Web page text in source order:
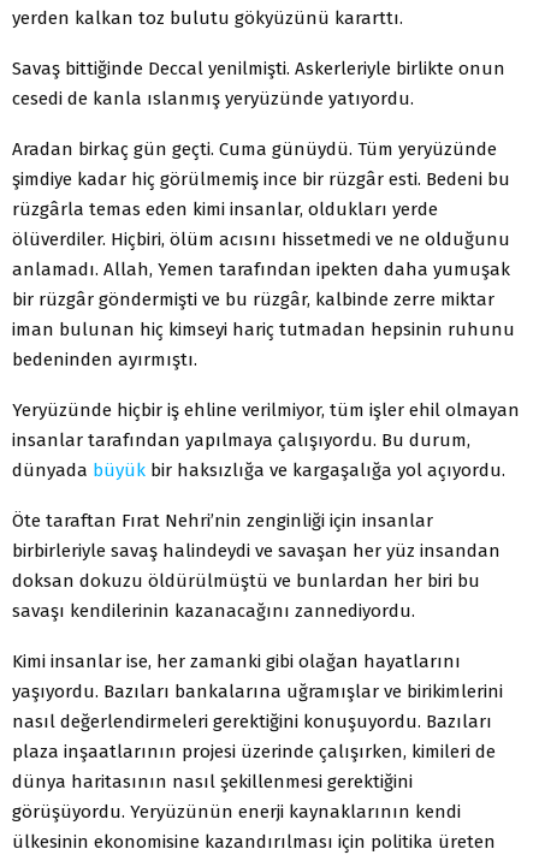
yerden kalkan toz bulutu gökyüzünü kararttı.
Savaş bittiğinde Deccal yenilmişti. Askerleriyle birlikte onun
cesedi de kanla ıslanmış yeryüzünde yatıyordu.
Aradan birkaç gün geçti. Cuma günüydü. Tüm yeryüzünde
şimdiye kadar hiç görülmemiş ince bir rüzgâr esti. Bedeni bu
rüzgârla temas eden kimi insanlar, oldukları yerde
ölüverdiler. Hiçbiri, ölüm acısını hissetmedi ve ne olduğunu
anlamadı. Allah, Yemen tarafından ipekten daha yumuşak
bir rüzgâr göndermişti ve bu rüzgâr, kalbinde zerre miktar
iman bulunan hiç kimseyi hariç tutmadan hepsinin ruhunu
bedeninden ayırmıştı.
Yeryüzünde hiçbir iş ehline verilmiyor, tüm işler ehil olmayan
insanlar tarafından yapılmaya çalışıyordu. Bu durum,
dünyada büyük bir haksızlığa ve kargaşalığa yol açıyordu.
Öte taraftan Fırat Nehri’nin zenginliği için insanlar
birbirleriyle savaş halindeydi ve savaşan her yüz insandan
doksan dokuzu öldürülmüştü ve bunlardan her biri bu
savaşı kendilerinin kazanacağını zannediyordu.
Kimi insanlar ise, her zamanki gibi olağan hayatlarını
yaşıyordu. Bazıları bankalarına uğramışlar ve birikimlerini
nasıl değerlendirmeleri gerektiğini konuşuyordu. Bazıları
plaza inşaatlarının projesi üzerinde çalışırken, kimileri de
dünya haritasının nasıl şekillenmesi gerektiğini
görüşüyordu. Yeryüzünün enerji kaynaklarının kendi
ülkesinin ekonomisine kazandırılması için politika üreten